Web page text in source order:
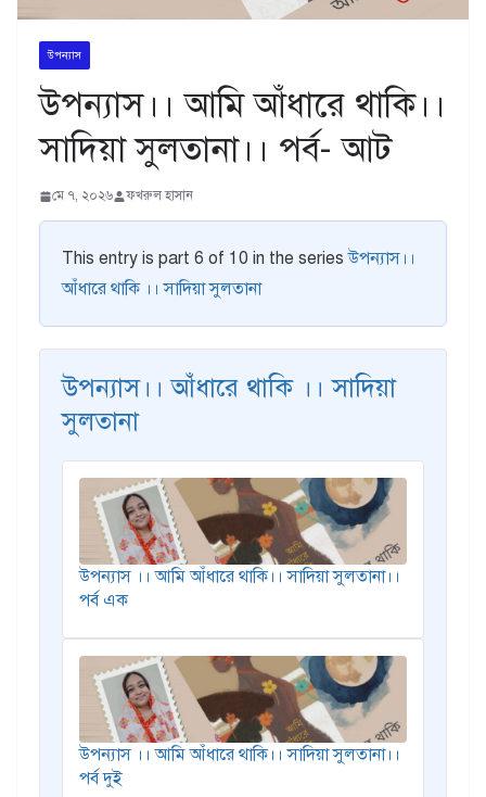
উপন্যাস
উপন্যাস।। আমি আঁধারে থাকি।।
সাদিয়া সুলতানা।। পর্ব- আট
মে ৭, ২০২৬ ফখরুল হাসান
This entry is part 6 of 10 in the seriesউপন্যাস।।
আঁধারে থাকি ।। সাদিয়া সুলতানা
উপন্যাস।। আঁধারে থাকি ।। সাদিয়া
সুলতানা
উপন্যাস ।। আমি আঁধারে থাকি।। সাদিয়া সুলতানা।।
পর্ব এক
উপন্যাস ।। আমি আঁধারে থাকি।। সাদিয়া সুলতানা।।
পর্ব দুই